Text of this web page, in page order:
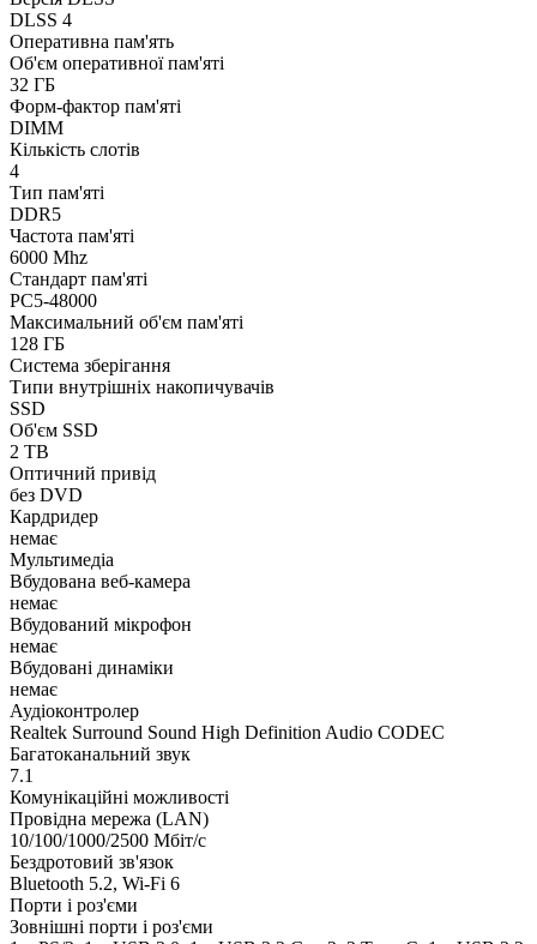
DLSS 4
Оперативна пам'ять
Об'єм оперативної пам'яті
32 ГБ
Форм-фактор пам'яті
DIMM
Кількість слотів
4
Тип пам'яті
DDR5
Частота пам'яті
6000 Mhz
Стандарт пам'яті
PC5-48000
Максимальний об'єм пам'яті
128 ГБ
Система зберігання
Типи внутрішніх накопичувачів
SSD
Об'єм SSD
2 TB
Оптичний привід
без DVD
Кардридер
немає
Мультимедіа
Вбудована веб-камера
немає
Вбудований мікрофон
немає
Вбудовані динаміки
немає
Аудіоконтролер
Realtek Surround Sound High Definition Audio CODEC
Багатоканальний звук
7.1
Комунікаційні можливості
Провідна мережа (LAN)
10/100/1000/2500 Мбіт/с
Бездротовий зв'язок
Bluetooth 5.2, Wi-Fi 6
Порти і роз'єми
Зовнішні порти і роз'єми